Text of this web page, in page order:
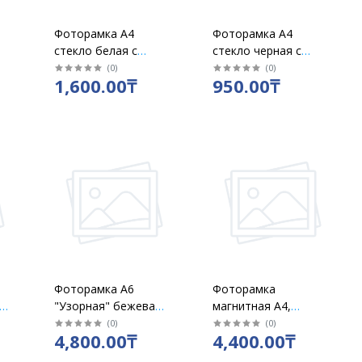
Фоторамка А4
стекло белая с
подставкой МДФ в
кор 48шт
(0)
1,600.00₸
Фоторамка А4
стекло черная с
подставкой
21х29,7см в кор
(0)
950.00₸
Фоторамка А6
"Узорная" бежевая
(4х6)
(0)
4,800.00₸
Фоторамка
магнитная А4,
настенная,
самоклеющаяся,
(0)
4,400.00₸